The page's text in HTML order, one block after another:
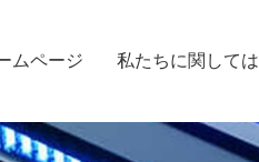
ムページ 私たちに関しては